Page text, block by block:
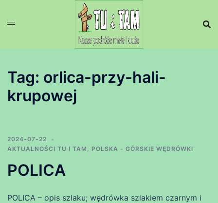
Tag: orlica-przy-hali-
krupowej
2024-07-22
AKTUALNOŚCI TU I TAM , POLSKA - GÓRSKIE WĘDRÓWKI
POLICA
POLICA – opis szlaku; wędrówka szlakiem czarnym i